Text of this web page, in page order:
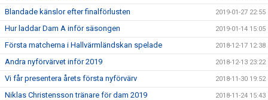
Blandade känslor efter finalförlusten 2019-01-27 22:55
Hur laddar Dam A inför säsongen 2019-01-14 15:05
Första matcherna i Hallvärmländskan spelade 2018-12-17 12:38
Andra nyförvärvet inför 2019 2018-12-13 23:22
Vi får presentera årets första nyförvärv 2018-11-30 19:52
Niklas Christensson tränare för dam 2019 2018-11-24 15:43